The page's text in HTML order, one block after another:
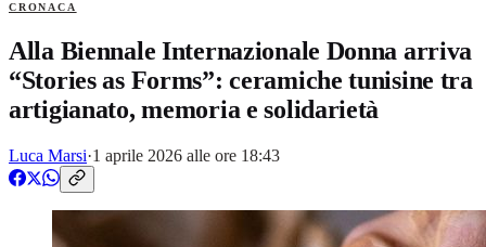
CRONACA
Alla Biennale Internazionale Donna arriva
“Stories as Forms”: ceramiche tunisine tra
artigianato, memoria e solidarietà
Luca Marsi·1 aprile 2026 alle ore 18:43